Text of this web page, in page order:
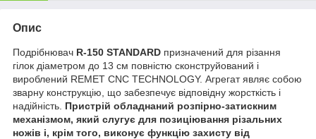
Опис
Подрібнювач R-150 STANDARD призначений для різання
гілок діаметром до 13 см повністю сконструйований і
вироблений REMET CNC TECHNOLOGY. Агрегат являє собою
зварну конструкцію, що забезпечує відповідну жорсткість і
надійність. Пристрій обладнаний розпірно-затискним
механізмом, який слугує для позиціювання різальних
ножів і, крім того, виконує функцію захисту від